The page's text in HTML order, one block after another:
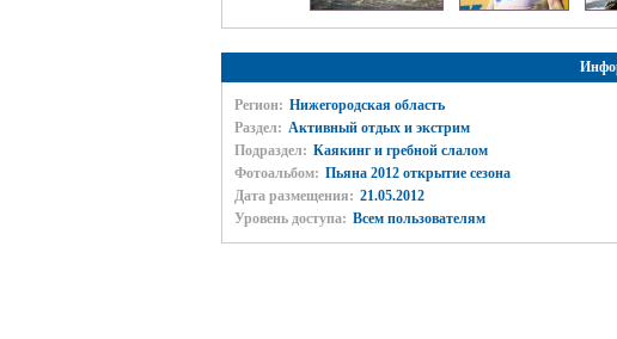
Регион: Нижегородская область
Раздел: Активный отдых и экстрим
Подраздел: Каякинг и гребной слалом
Фотоальбом: Пьяна 2012 открытие сезона
Дата размещения: 21.05.2012
Уровень доступа: Всем пользователям